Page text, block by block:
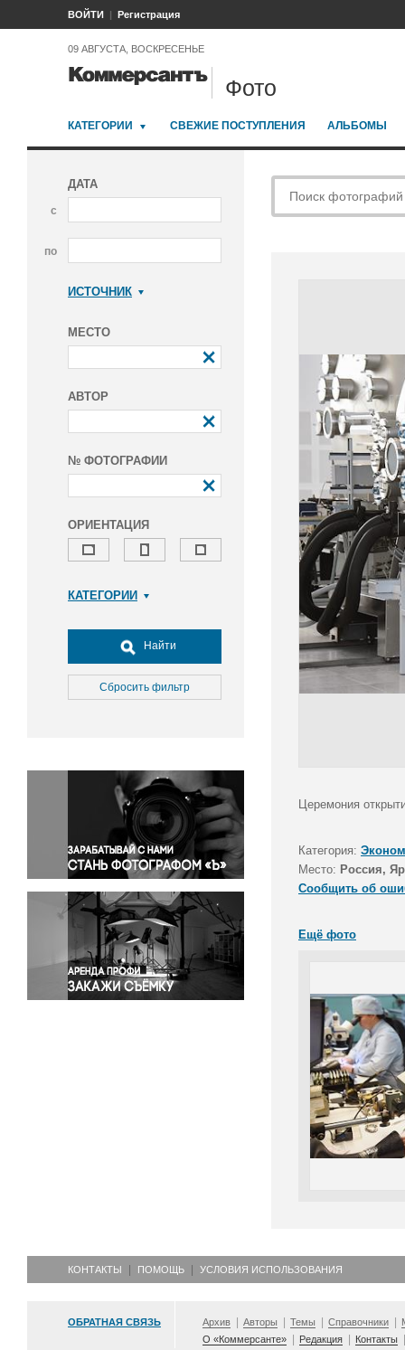
ВОЙТИ Регистрация
09 АВГУСТА, ВОСКРЕСЕНЬЕ
Фото
КАТЕГОРИИ СВЕЖИЕ ПОСТУПЛЕНИЯ АЛЬБОМЫ
ДАТА
с
по
ИСТОЧНИК
МЕСТО
АВТОР
№ ФОТОГРАФИИ
ОРИЕНТАЦИЯ
КАТЕГОРИИ
Досуг, туризм и отдых
Культура
Медицина
Окружающая среда
Политика
Правосудие
Происшествия и конфликты
Религия
Светская жизнь
Спорт
Экология
Экономика и бизнес
Найти
Сбросить фильтр
Церемония
Категория:
Место: Россия,
Сообщить об
Ещё фото
КОНТАКТЫ ПОМОЩЬ УСЛОВИЯ ИСПОЛЬЗОВАНИЯ
ОБРАТНАЯ СВЯЗЬ Архив Авторы Темы Справочники
О «Коммерсанте»
Редакция Контакты